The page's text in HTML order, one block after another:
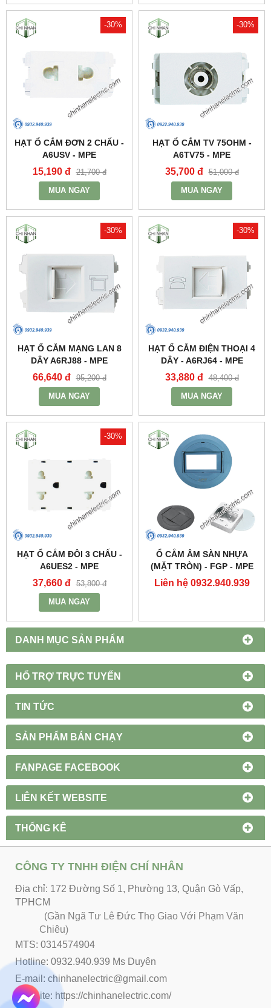
DANH MỤC SẢN PHẨM
HỔ TRỢ TRỰC TUYẾN
TIN TỨC
SẢN PHẨM BÁN CHẠY
FANPAGE FACEBOOK
LIÊN KẾT WEBSITE
THỐNG KÊ
-30%
HẠT Ổ CẮM ĐƠN 2 CHẤU -
A6USV - MPE
15,190 đ 21,700 đ
MUA NGAY
-30%
HẠT Ổ CẮM TV 75OHM -
A6TV75 - MPE
35,700 đ 51,000 đ
MUA NGAY
-30%
HẠT Ổ CẮM MẠNG LAN 8
DÂY A6RJ88 - MPE
66,640 đ 95,200 đ
MUA NGAY
-30%
HẠT Ổ CẮM ĐIỆN THOẠI 4
DÂY - A6RJ64 - MPE
33,880 đ 48,400 đ
MUA NGAY
-30%
HẠT Ổ CẮM ĐÔI 3 CHẤU -
A6UES2 - MPE
37,660 đ 53,800 đ
MUA NGAY
Ổ CẮM ÂM SÀN NHỰA
(MẶT TRÒN) - FGP - MPE
Liên hệ 0932.940.939
CÔNG TY TNHH ĐIỆN CHÍ NHÂN
Địa chỉ: 172 Đường Số 1, Phường 13, Quận Gò Vấp,
TPHCM
(Gần Ngã Tư Lê Đức Thọ Giao Với Phạm Văn
Chiêu)
MTS: 0314574904
Hotline: 0932.940.939 Ms Duyên
E-mail: chinhanelectric@gmail.com
Website: https://chinhanelectric.com/